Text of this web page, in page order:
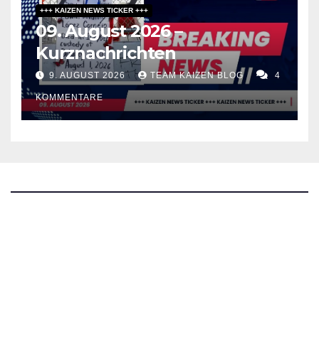
+++ KAIZEN NEWS TICKER +++
09. August 2026 –
Kurznachrichten
9. AUGUST 2026 TEAM KAIZEN BLOG 4
KOMMENTARE